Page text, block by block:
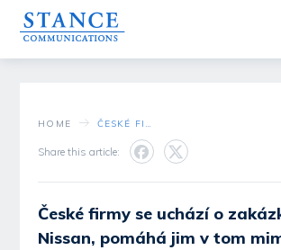
HOME
Share this article:
České firmy se uchází o
Nissan, pomáhá jim v tom